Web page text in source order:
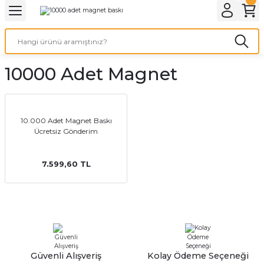
Geri Dön
Geri Dön
Geri Dön
Geri Dön
Ürünleri
Geri Dön
Geri Dön
Geri Dön
10000 Adet Magnet
10.000 Adet Magnet Baskı
Ücretsiz Gönderim
7.599,60 TL
Güvenli Alışveriş Kolay Ödeme Seçeneği